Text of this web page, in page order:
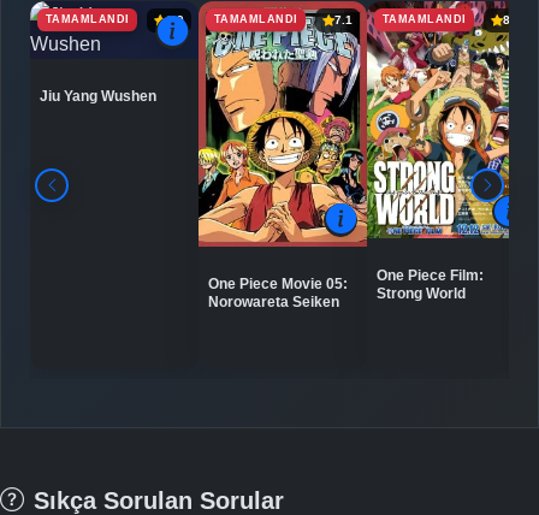
TAMAMLANDI 6.9
Jiu Yang Wushen
TAMAMLANDI 7.1
One Piece Movie 05:
Norowareta Seiken
TAMAMLANDI 8.0
One Piece Film:
Strong World
Sıkça Sorulan Sorular